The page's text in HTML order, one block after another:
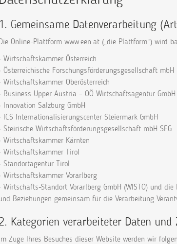
1. Gemeinsame Datenverarbeitung
Online-Plattform www.een.at („die Plattform“) wird
Wirtschaftskammer Österreich
Österreichische Forschungsförderungsgesellschaft mbH
Wirtschaftskammer Oberösterreich
Business Upper Austria – OÖ Wirtschaftsagentur GmbH
Innovation Salzburg GmbH
ICS Internationalisierungscenter Steiermark GmbH
Steirische Wirtschaftsförderungsgesellschaft mbH SFG
Wirtschaftskammer Kärnten
Wirtschaftskammer Tirol
Standortagentur Tirol
Wirtschaftskammer Vorarlberg
Wirtschafts-Standort Vorarlberg GmbH (WISTO) und
Beziehungen gemeinsam für die Verarbeitung
Kategorien verarbeiteter Daten und
Zuge Ihres Besuches dieser Website werden wir